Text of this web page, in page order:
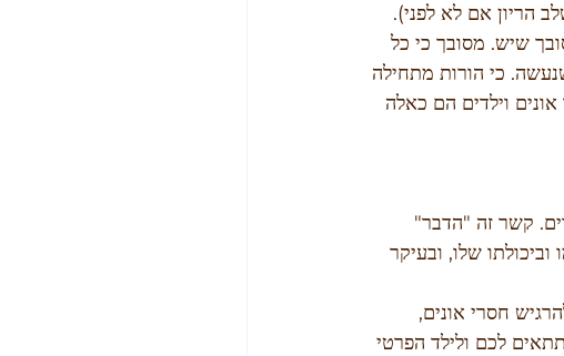
הריון אם לא לפני).
שיש. מסובך כי כל
כי הורות מתחילה
וילדים הם כאלה
קשר זה "הדבר"
שלו, ובעיקר
חסרי אונים,
לכם ולילד הפרטי